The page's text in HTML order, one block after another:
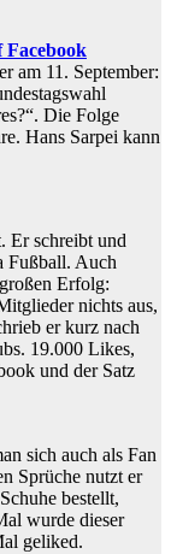
Facebook
am 11. September:
Die Folge
Hans Sarpei kann
Er schreibt und
Fußball. Auch
Erfolg:
nichts aus,
er kurz nach
19.000 Likes,
und der Satz
sich auch als Fan
Sprüche nutzt er
bestellt,
wurde dieser
geliked.